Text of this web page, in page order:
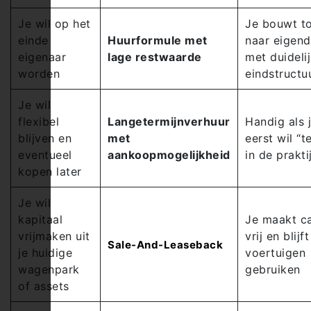
Je wil op het
einde
eigenaar
worden
Huurformule met
lage restwaarde
Je bouwt
naar
met
Je wil
flexibel
blijven en
eventueel
kopen later
Langetermijnverhuur
met
aankoopmogelijkheid
Handig als
eerst wil
in de
Je wil
kapitaal
vrijmaken uit
je huidige
wagenpark
of assets
Sale-And-Leaseback
Je maakt
vrij en blijft
voertuigen
gebruiken